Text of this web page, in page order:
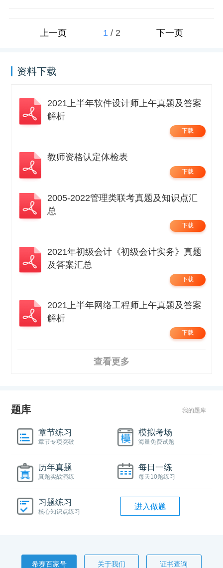
上一页 1 / 2 下一页
资料下载
2021上半年软件设计师上午真题及答案
解析
下载
教师资格认定体检表
下载
2005-2022管理类联考真题及知识点汇
总
下载
2021年初级会计《初级会计实务》真题
及答案汇总
下载
2021上半年网络工程师上午真题及答案
解析
下载
查看更多
题库 我的题库
章节练习
章节专项突破
模拟考场
海量免费试题
历年真题
真题实战演练
每日一练
每天10题练习
习题练习
核心知识点练习
进入做题
希赛百家号 关于我们 证书查询